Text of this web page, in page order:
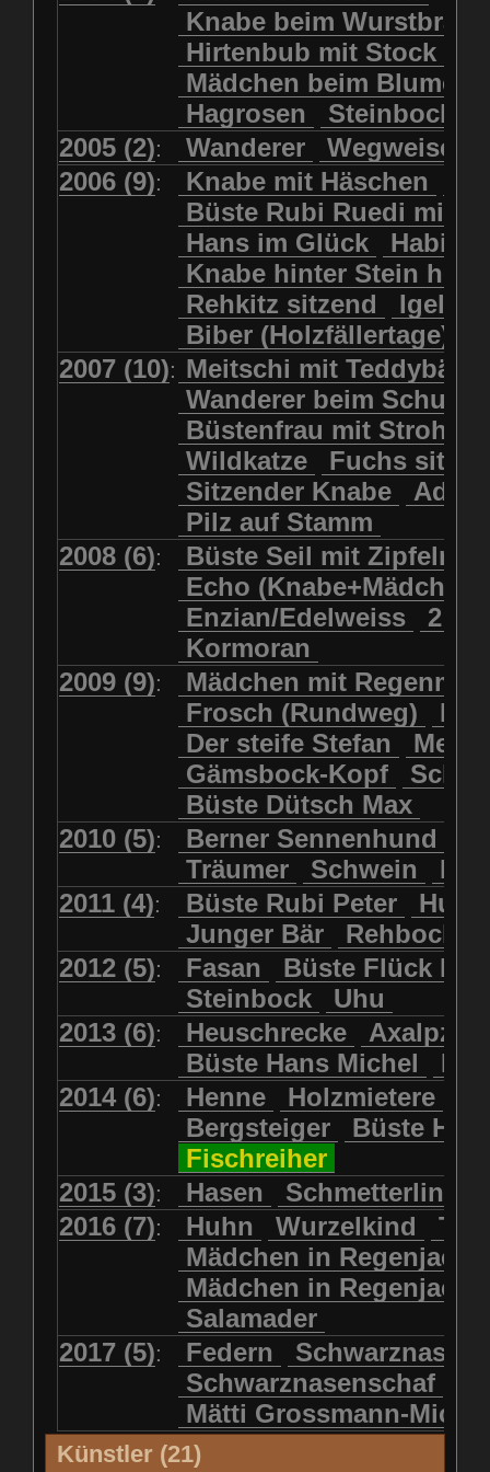
Mädchen beim Blumenpflücken
Mädchen in Regenjacke
Mädchen in Regenjacke und
Mädchen mit Regenmolch
Mädchen mit Schmetterling
Mätti Grossmann-Michel
Meitschi (Rundweg)
Meitschi mit Teddybär
Pilzfraueli Risetenmandli
Sitzender Knabe Tengeler
Wanderer
Wanderer beim Schuhbinden
Wegweiser Wilde Hilde
Wildhüter Wurzelkind
Luchs schreitend
Luchs sitzend Murmeltier
Murmeltiere Rehbockkopf
Rehkitz Rehkitz sitzend
Salamader Schmetterling
Schmetterlinge Schnecke
Schwarznasenschaf
Schwarznasenschaf mit Kalb
Steinbock
Steinbock Steinmarder
Uhu Uhu mit Jungen
Waschbär Wildkatze
Wolf Ziegenkopf
Knabe beim
Hirtenbub mit Stock
Mädchen beim
Hagrosen
Steinbock
2005 (2): Wanderer
Wegweiser
2006 (9): Knabe mit Häschen
Büste Rubi Ruedi mit
Hans im Glück
Knabe hinter Stein
Rehkitz sitzend
Igel
Biber (Holzfällertage)
2007 (10): Meitschi mit Teddybär
Wanderer beim
Büstenfrau mit Strohut
Wildkatze
Fuchs
Sitzender Knabe
Adler
Pilz auf Stamm
2008 (6):
Büste Seil mit
Echo
Enzian/Edelweiss
2
Kormoran
2009 (9):
Mädchen mit
Frosch (Rundweg)
Der steife Stefan
Gämsbock-Kopf
Büste Dütsch Max
2010 (5): Berner Sennenhund
Träumer
Schwein
2011 (4): Büste Rubi Peter
Junger Bär
2012 (5): Fasan
Büste Flück
Steinbock
Uhu
2013 (6): Heuschrecke
Büste Hans Michel
2014 (6): Henne Holzmietere
Bergsteiger
Büste HP
Fischreiher
2015 (3): Hasen Schmetterlinge
2016 (7): Huhn Wurzelkind
Mädchen in
Mädchen in Regenjacke
Salamader
2017 (5): Federn
Schwarznasenschaf
Mätti Grossmann-
Künstler (21)